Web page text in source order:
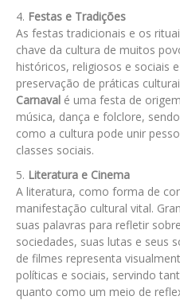
Festas e Tradições
As festas tradicionais e os
chave da cultura de muitos
históricos, religiosos e sociais
preservação de práticas
Carnaval é uma festa de
música, dança e folclore,
como a cultura pode unir
classes sociais.
Literatura e Cinema
A literatura, como forma de
manifestação cultural vital.
suas palavras para refletir
sociedades, suas lutas e seus
de filmes representa
políticas e sociais, servindo
quanto como um meio de